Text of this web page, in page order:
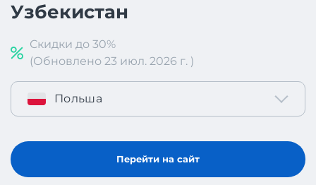
Узбекистан
Скидки до 30%
(Обновлено 23 июл. 2026 г. )
Польша
Перейти на сайт